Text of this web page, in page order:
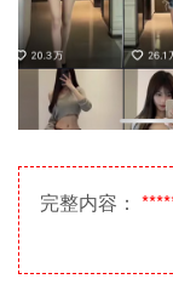
完整内容：